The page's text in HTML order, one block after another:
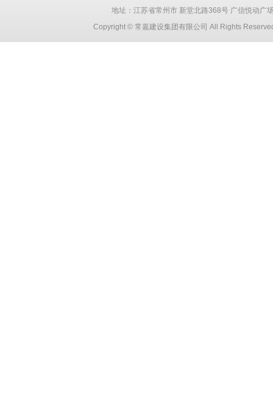
地址：江苏省常州市 新堂北路368号 广信悦动
Copyright © 常嘉建设集团有限公司 All Rights